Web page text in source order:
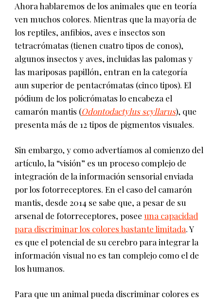
Ahora hablaremos de los animales que en teoría
ven muchos colores. Mientras que la mayoría de
los reptiles, anfibios, aves e insectos son
tetracrómatas (tienen cuatro tipos de conos),
algunos insectos y aves, incluidas las palomas y
las mariposas papillón, entran en la categoría
aun superior de pentacrómatas (cinco tipos). El
pódium de los policrómatas lo encabeza el
camarón mantis (Odontodactylus scyllarus), que
presenta más de 12 tipos de pigmentos visuales.
Sin embargo, y como advertíamos al comienzo del
artículo, la “visión” es un proceso complejo de
integración de la información sensorial enviada
por los fotorreceptores. En el caso del camarón
mantis, desde 2014 se sabe que, a pesar de su
arsenal de fotorreceptores, posee una capacidad
para discriminar los colores bastante limitada. Y
es que el potencial de su cerebro para integrar la
información visual no es tan complejo como el de
los humanos.
Para que un animal pueda discriminar colores es